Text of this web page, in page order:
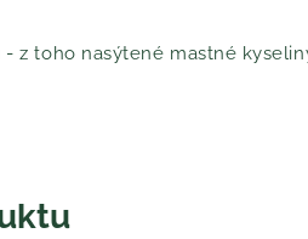
z toho nasýtené mastné